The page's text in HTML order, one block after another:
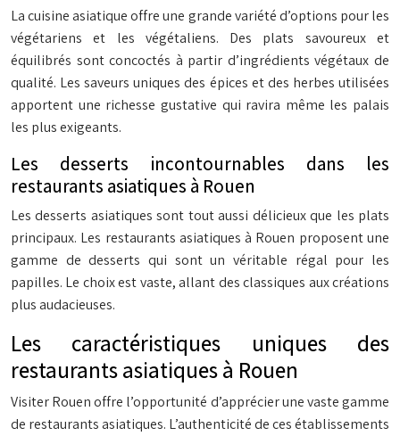
La cuisine asiatique offre une grande variété d’options pour les
végétariens et les végétaliens. Des plats savoureux et
équilibrés sont concoctés à partir d’ingrédients végétaux de
qualité. Les saveurs uniques des épices et des herbes utilisées
apportent une richesse gustative qui ravira même les palais
les plus exigeants.
Les desserts incontournables dans les
restaurants asiatiques à Rouen
Les desserts asiatiques sont tout aussi délicieux que les plats
principaux. Les restaurants asiatiques à Rouen proposent une
gamme de desserts qui sont un véritable régal pour les
papilles. Le choix est vaste, allant des classiques aux créations
plus audacieuses.
Les caractéristiques uniques des
restaurants asiatiques à Rouen
Visiter Rouen offre l’opportunité d’apprécier une vaste gamme
de restaurants asiatiques. L’authenticité de ces établissements